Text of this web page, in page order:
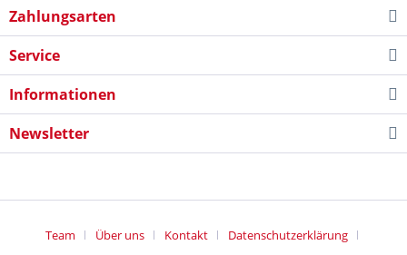
Zahlungsarten
Service
Informationen
Newsletter
Team Über uns Kontakt Datenschutzerklärung